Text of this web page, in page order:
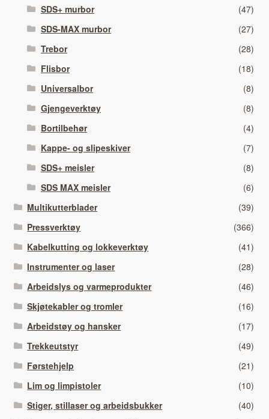
SDS+ murbor
(47)
SDS-MAX murbor
(27)
Trebor
(28)
Flisbor
(18)
Universalbor
(8)
Gjengeverktøy
(8)
Bortilbehør
(4)
Kappe- og slipeskiver
(7)
SDS+ meisler
(8)
SDS MAX meisler
(6)
Multikutterblader
(39)
Pressverktøy
(366)
Kabelkutting og lokkeverktøy
(41)
Instrumenter og laser
(28)
Arbeidslys og varmeprodukter
(46)
Skjøtekabler og tromler
(16)
Arbeidstøy og hansker
(17)
Trekkeutstyr
(49)
Førstehjelp
(21)
Lim og limpistoler
(10)
Stiger, stillaser og arbeidsbukker
(40)